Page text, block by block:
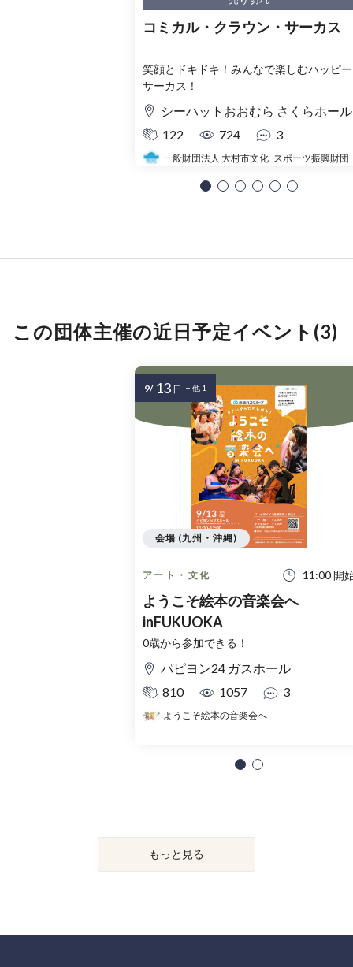
コミカル・クラウン・サーカス
笑顔とドキドキ！みんなで楽しむハッピー
サーカス！
シーハットおおむら さくらホール
122
724 3
一般財団法人 大村市文化･スポーツ振興財団
この団体主催の近日予定イベント(3)
アート・文化 11:00 開
ようこそ絵本の音楽会へ
inFUKUOKA
0歳から参加できる！
パピヨン24 ガスホール
810
1057 3
ようこそ絵本の音楽会へ
会場 (九州・沖縄)
9/ 13 日 + 他 1
もっと見る